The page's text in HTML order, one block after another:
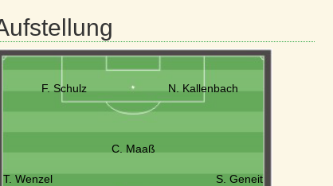
F. Schulz N. Kallenbach
C. Maaß
T. Wenzel S. Geneit